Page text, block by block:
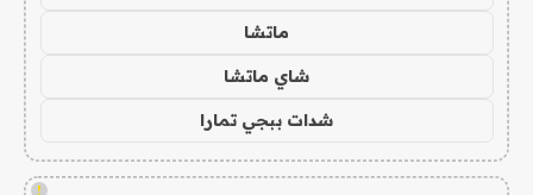
ماتشا
شاي ماتشا
شدات ببجي تمارا
!